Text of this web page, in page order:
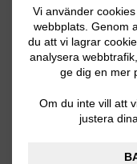
Vi använder
webbplats. Genom
du att vi lagrar
analysera
ge dig en mer
Om du inte vill att
justera
finska gränsen
invånare.
terräng med
jord och
service och